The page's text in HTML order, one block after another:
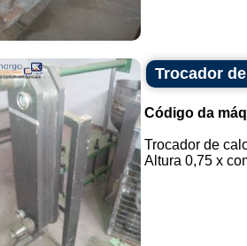
Trocador
Código da
Trocador de
Altura 0,75 x